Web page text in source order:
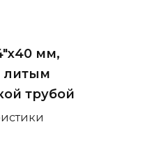
мм,
литым
трубой